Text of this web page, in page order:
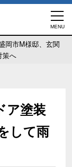
盛岡市M様邸、玄関
対策へ
ア塗装
して雨